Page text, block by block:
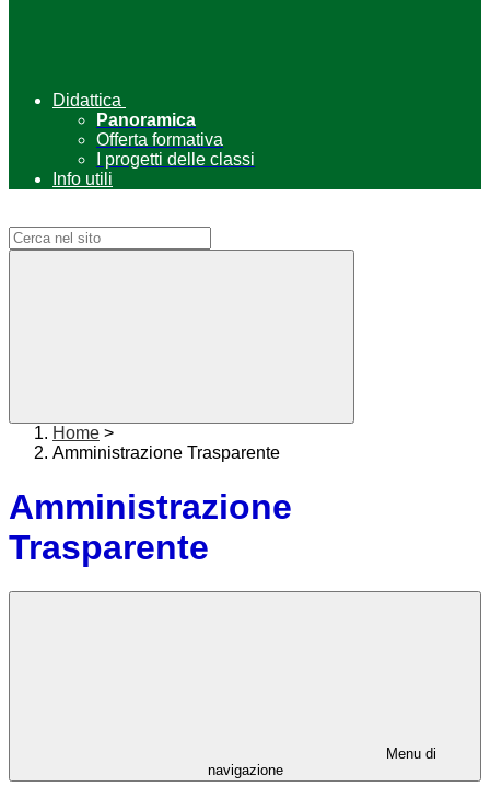
Didattica
Panoramica
Offerta formativa
I progetti delle classi
Info utili
Home >
Amministrazione Trasparente
Amministrazione
Trasparente
Menu di
navigazione